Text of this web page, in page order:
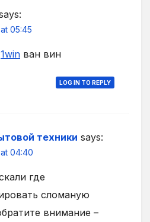
05:45
1win ван вин
LOG IN TO REPLY
техники says:
04:40
где
сломаную
внимание –